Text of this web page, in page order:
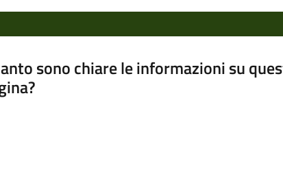
sono chiare le informazioni su